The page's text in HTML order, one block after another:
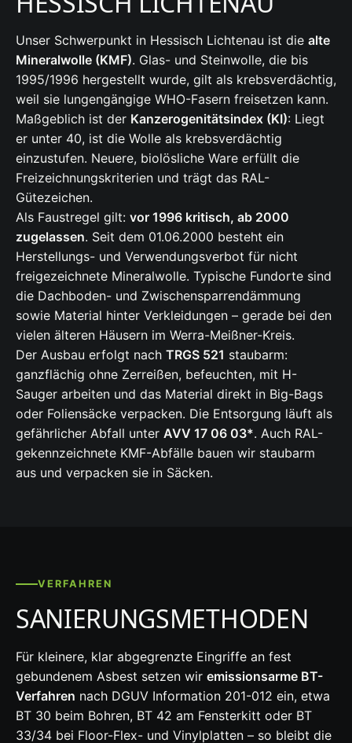
Unser Schwerpunkt in Hessisch Lichtenau ist die alte
Mineralwolle (KMF). Glas- und Steinwolle, die bis
1995/1996 hergestellt wurde, gilt als krebsverdächtig,
weil sie lungengängige WHO-Fasern freisetzen kann.
Maßgeblich ist der Kanzerogenitätsindex (KI): Liegt
er unter 40, ist die Wolle als krebsverdächtig
einzustufen. Neuere, biolösliche Ware erfüllt die
Freizeichnungskriterien und trägt das RAL-
Gütezeichen.
Als Faustregel gilt: vor 1996 kritisch, ab 2000
zugelassen. Seit dem 01.06.2000 besteht ein
Herstellungs- und Verwendungsverbot für nicht
freigezeichnete Mineralwolle. Typische Fundorte sind
die Dachboden- und Zwischensparrendämmung
sowie Material hinter Verkleidungen – gerade bei den
vielen älteren Häusern im Werra-Meißner-Kreis.
Der Ausbau erfolgt nach TRGS 521 staubarm:
ganzflächig ohne Zerreißen, befeuchten, mit H-
Sauger arbeiten und das Material direkt in Big-Bags
oder Foliensäcke verpacken. Die Entsorgung läuft als
gefährlicher Abfall unter AVV 17 06 03*. Auch RAL-
gekennzeichnete KMF-Abfälle bauen wir staubarm
aus und verpacken sie in Säcken.
VERFAHREN
SANIERUNGSMETHODEN
Für kleinere, klar abgegrenzte Eingriffe an fest
gebundenem Asbest setzen wir emissionsarme BT-
Verfahren nach DGUV Information 201-012 ein, etwa
BT 30 beim Bohren, BT 42 am Fensterkitt oder BT
33/34 bei Floor-Flex- und Vinylplatten – so bleibt die